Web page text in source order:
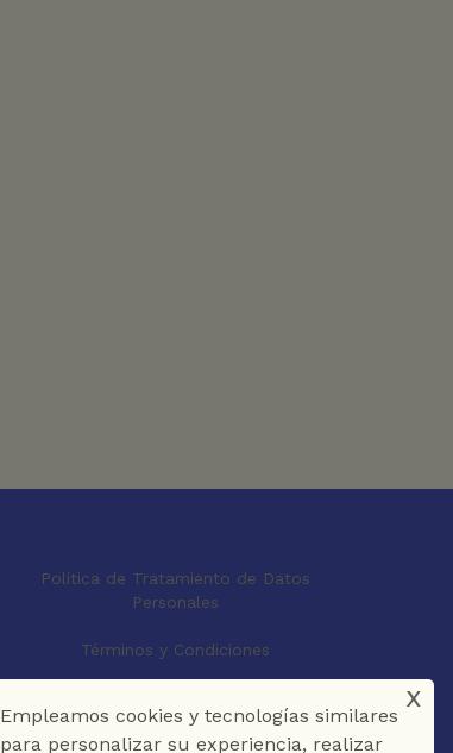
Política de Tratamiento de Datos
Personales
Términos y Condiciones
Empleamos cookies y tecnologías similares
para personalizar su experiencia, realizar
x